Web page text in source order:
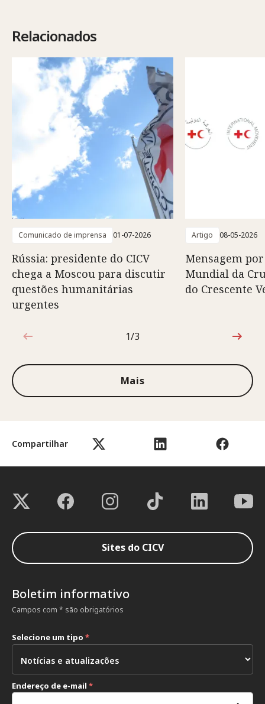
Compartilhar
Relacionados
Comunicado de imprensa 01-07-2026
Rússia: presidente do CICV
chega a Moscou para discutir
questões humanitárias
urgentes
Artigo 08-05-2026
Mensagem
Mundial da
do Crescente
1 de 3
1/3
Mais
Sites do CICV
Boletim informativo
Campos com * são obrigatórios
Selecione um tipo *
Endereço de e-mail *